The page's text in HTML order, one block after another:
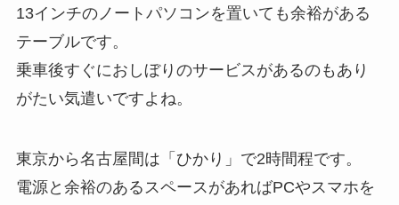
13インチのノートパソコンを置いても余裕がある
テーブルです。
乗車後すぐにおしぼりのサービスがあるのもあり
がたい気遣いですよね。
東京から名古屋間は「ひかり」で2時間程です。
電源と余裕のあるスペースがあればPCやスマホを